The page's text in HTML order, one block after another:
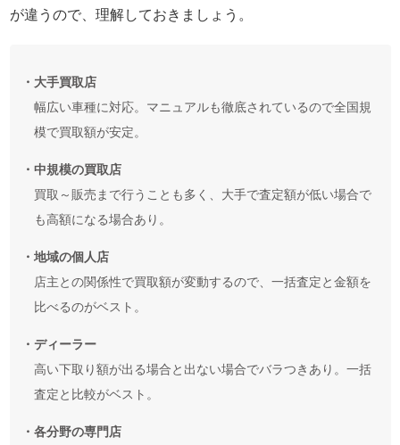
が違うので、理解しておきましょう。
・大手買取店
幅広い車種に対応。マニュアルも徹底されているので全国規
模で買取額が安定。
・中規模の買取店
買取～販売まで行うことも多く、大手で査定額が低い場合で
も高額になる場合あり。
・地域の個人店
店主との関係性で買取額が変動するので、一括査定と金額を
比べるのがベスト。
・ディーラー
高い下取り額が出る場合と出ない場合でバラつきあり。一括
査定と比較がベスト。
・各分野の専門店